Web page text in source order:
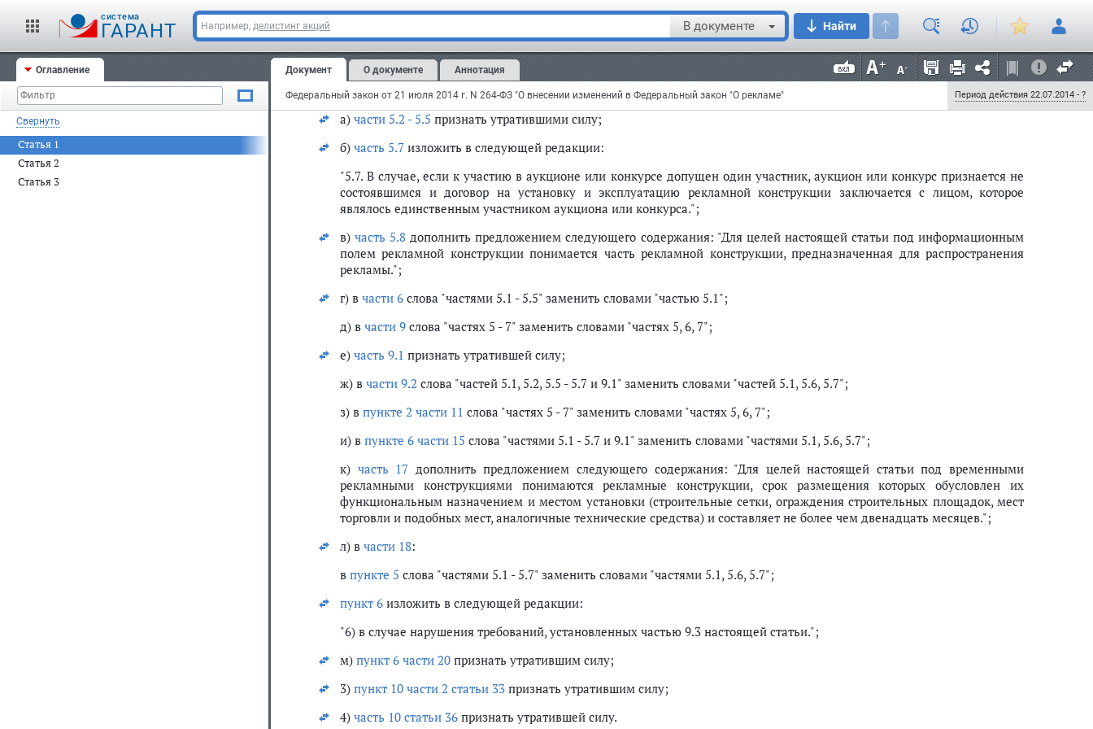
cистема
ГАРАНТ Например, делистинг акций В документе Найти
Оглавление
Свернуть
Статья 1
Статья 2
Статья 3
Документ О документе Аннотация
Федеральный закон от 21 июля 2014 г. N 264-ФЗ "О внесении изменений в Федеральный закон "О рекламе" Период действия 22.07.2014 - ?
Федерации, 2006, N 12, ст. 1232; 2007, N 30, ст. 3807; 2009, N 39, ст. 4542; N 52, ст. 6430; 2011, N 27, ст. 3880; N 30, ст. 4566,
4590; 2012, N 31, ст. 4322; 2013, N 19, ст. 2325; 2014, N 23, ст. 2928) следующие изменения:
1)части 3.1 - 3.3 статьи 14признать утратившими силу;
2) встатье 19:
а) части 5.2 - 5.5 признать утратившими силу;
б) часть 5.7 изложить в следующей редакции:
"5.7. В случае, если к участию в аукционе или конкурсе допущен один участник, аукцион или конкурс признается не
состоявшимся и договор на установку и эксплуатацию рекламной конструкции заключается с лицом, которое
являлось единственным участником аукциона или конкурса.";
в)часть 5.8 дополнить предложением следующего содержания: "Для целей настоящей статьи под информационным
полем рекламной конструкции понимается часть рекламной конструкции, предназначенная для распространения
рекламы.";
г) в части 6 слова "частями 5.1 - 5.5" заменить словами "частью 5.1";
д) в части 9 слова "частях 5 - 7" заменить словами "частях 5, 6, 7";
е) часть 9.1 признать утратившей силу;
ж) в части 9.2 слова "частей 5.1, 5.2, 5.5 - 5.7 и 9.1" заменить словами "частей 5.1, 5.6, 5.7";
з) в пункте 2 части 11 слова "частях 5 - 7" заменить словами "частях 5, 6, 7";
и) в пункте 6 части 15 слова "частями 5.1 - 5.7 и 9.1" заменить словами "частями 5.1, 5.6, 5.7";
к) часть 17 дополнить предложением следующего содержания: "Для целей настоящей статьи под временными
рекламными конструкциями понимаются рекламные конструкции, срок размещения которых обусловлен их
функциональным назначением и местом установки (строительные сетки, ограждения строительных площадок, мест
торговли и подобных мест, аналогичные технические средства) и составляет не более чем двенадцать месяцев.";
л) в части 18:
в пункте 5 слова "частями 5.1 - 5.7" заменить словами "частями 5.1, 5.6, 5.7";
пункт 6 изложить в следующей редакции:
"6) в случае нарушения требований, установленных частью 9.3 настоящей статьи.";
м) пункт 6 части 20 признать утратившим силу;
3) пункт 10 части 2 статьи 33 признать утратившим силу;
4) часть 10 статьи 36 признать утратившей силу.